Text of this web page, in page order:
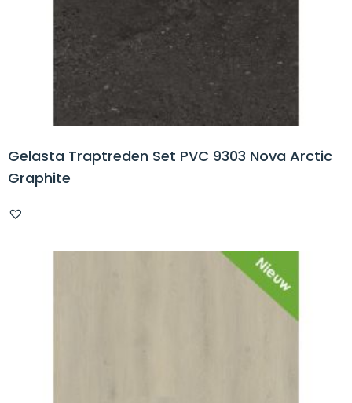
Gelasta Traptreden Set PVC 9303 Nova Arctic
Graphite